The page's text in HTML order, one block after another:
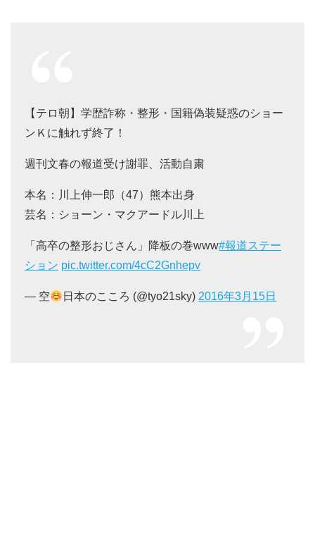
【テロ朝】学歴詐称・整形・国籍偽装疑惑のショー
ンＫに触れず終了！
週刊文春の報道受け謝罪、活動自粛
本名：川上伸一郎（47）熊本出身
芸名：ショーン・マクアードル川上
「高卒の整形おじさん」降板の巻www#報道ステー
ション pic.twitter.com/4cC2Gnhepv
— 空 日本のこころ (@tyo21sky) 2016年3月15日